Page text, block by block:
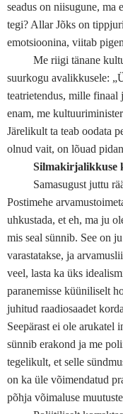
seadus on niisugune, ma
tegi? Allar Jõks on
emotsioonina, viitab
Me riigi tänane
suurkogu avalikkusele:
teatrietendus, mille finaal
enam, me
Järelikult ta teab oodata
olnud vait, on lõuad
Silmakirjalikkuse
Samasugust juttu
Postimehe
uhkustada, et eh, ma ju
mis seal sünnib. See on
varastatakse, ja
veel, lasta ka üks
paranemisse küüniliselt
juhitud raadiosaadet
Seepärast ei ole arukatel
sünnib erakond ja me
tegelikult, et selle
on ka üle võimendatud
põhja võimaluse